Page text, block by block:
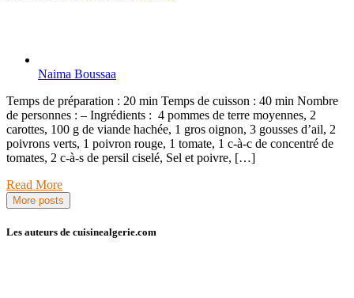
Naima Boussaa
Temps de préparation : 20 min Temps de cuisson : 40 min Nombre
de personnes : – Ingrédients : 4 pommes de terre moyennes, 2
carottes, 100 g de viande hachée, 1 gros oignon, 3 gousses d’ail, 2
poivrons verts, 1 poivron rouge, 1 tomate, 1 c-à-c de concentré de
tomates, 2 c-à-s de persil ciselé, Sel et poivre, […]
Read More
More posts
Les auteurs de cuisinealgerie.com